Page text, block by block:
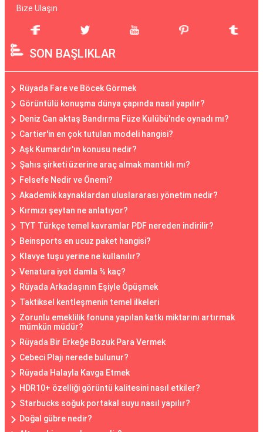
Bize Ulaşın
SON BAŞLIKLAR
Rüyada Fare ve Böcek Görmek
Görüntülü konuşma dünya çapında nasıl yapılır?
Deniz Can aktaş Bandırma Füze Kulübü'nde oynadı mı?
Cartier'in en çok tutulan modeli hangisi?
Aşk Kumardır'ın konusu nedir?
Şahıs şirketi üzerine araç almak mantıklı mı?
Felsefe Nedir ve Önemi?
Akademik kaynaklardan uluslararası yönetim nedir?
Kırmızı şeytan ne anlatıyor?
TYT Türkçe temel kavramlar PDF nereden indirilir?
Beinsports en ucuz paket hangisi?
Klavye tuşu yerine ne kullanılır?
Venatura iyot damla % kaç?
Rüyada Arkadaşının Eşiyle Öpüşmek
Taktiksel kentleşmenin temel ilkeleri
Zorunlu emeklilik fonuna yapılan katkı miktarını artırmak
mümkün müdür?
Rüyada Bir Erkeğe Bozuk Para Vermek
Cebeci Plajı nerede bulunur?
Rüyada Halayla Kavga Etmek
HDR10+ özelliği görüntü kalitesini nasıl etkiler?
Starbucks soğuk portakal suyu nasıl yapılır?
Doğal gübre nedir?